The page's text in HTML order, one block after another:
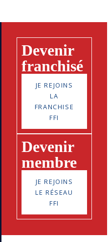
Devenir
franchisé
JE REJOINS
LA
FRANCHISE
FFI
Devenir
membre
JE REJOINS
LE RÉSEAU
FFI